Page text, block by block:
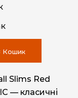
Кошик
Slims Red
— класичні